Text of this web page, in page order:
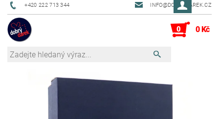
+420 222 713 344 INFO@DOBRYDAREK.CZ
0 0 Kč